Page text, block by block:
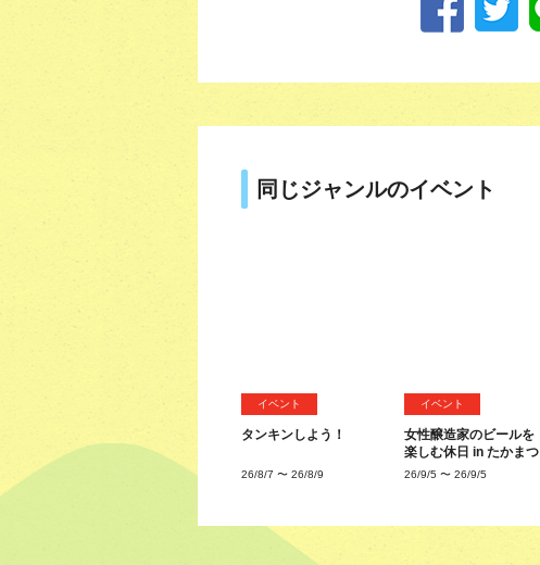
同じジャンルのイベント
イベント
タンキンしよう！
26/8/7 〜 26/8/9
イベント
女性醸造家のビールを
楽しむ休日 in たかまつ
26/9/5 〜 26/9/5